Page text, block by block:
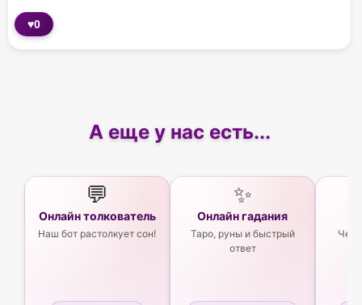
♥0
А еще у нас есть...
💬
Онлайн толкователь
Наш бот растолкует сон!
✨
Онлайн гадания
Таро, руны и быстрый
ответ